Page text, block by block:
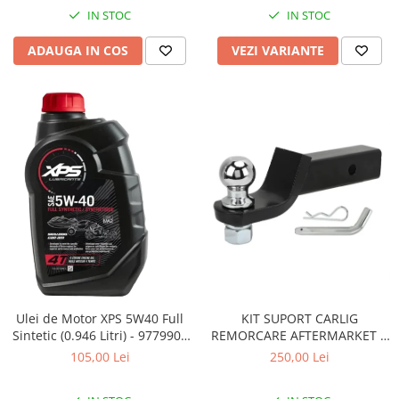
Fuzete
Pivoti
Rulmenti
Simering
Surub Bascula
Telescoape
Alimentare, Admisie & Evacuare
Admisie
ARC Toba
Carburator
Filtre aer
FILTRU BENZINA
IN STOC
ADAUGA IN COS
IN STOC
VEZI VARIANTE
Ulei de Motor XPS 5W40 Full
Sintetic (0.946 Litri) - 9779900
CAN AM
105,00 Lei
KIT SUPORT CARLIG
REMORCARE AFTERMARKET 2
INCH CU BILA SI STIFT 3.4
250,00 Lei